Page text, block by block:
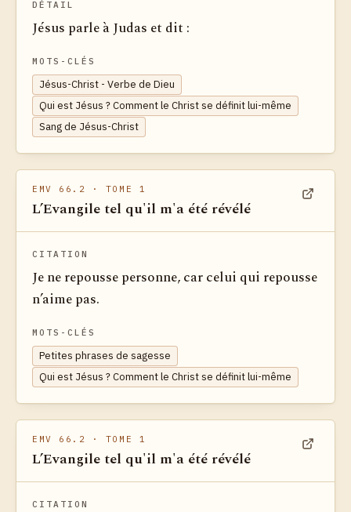
DÉTAIL
Jésus parle à Judas et dit :
MOTS-CLÉS
Jésus-Christ - Verbe de Dieu
Qui est Jésus ? Comment le Christ se définit lui-même
Sang de Jésus-Christ
EMV 66.2 · TOME 1
L’Evangile tel qu'il m'a été révélé
CITATION
Je ne repousse personne, car celui qui repousse
n’aime pas.
MOTS-CLÉS
Petites phrases de sagesse
Qui est Jésus ? Comment le Christ se définit lui-même
EMV 66.2 · TOME 1
L’Evangile tel qu'il m'a été révélé
CITATION